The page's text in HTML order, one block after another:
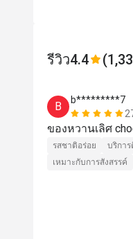
รีวิว4.4
B
b*********7
ของหวานเลิศ
รสชาติอร่อย บริการ
เหมาะกับการสังสรรค์